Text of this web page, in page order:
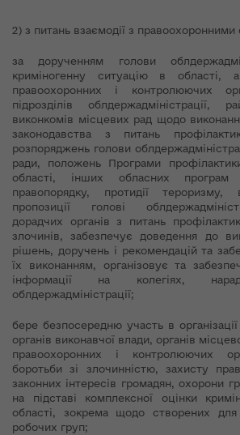
2) з питань взаємодії з правоохоронними
за дорученням голови
криміногенну ситуацію в області,
правоохоронних і контролюючих
підрозділів облдержадміністрації,
виконкомів місцевих рад щодо
законодавства з питань
розпоряджень голови
ради, положень Програми
області, інших обласних програм
правопорядку, протидії тероризму,
пропозиції голові
дорадчих органів з питань
злочинів, забезпечує доведення до
рішень, доручень і рекомендацій та
їх виконанням, організовує та
інформації на колегіях,
облдержадміністрації;
бере безпосередню участь в
органів виконавчої влади, органів
правоохоронних і контролюючих
боротьби зі злочинністю, захисту
законних інтересів громадян, охорони
на підставі комплексної оцінки
області, зокрема щодо створених для
робочих груп;